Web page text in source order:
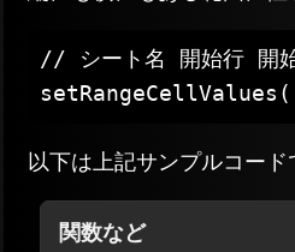
// シート名 開始行 開
以下は上記サンプルコード
関数など